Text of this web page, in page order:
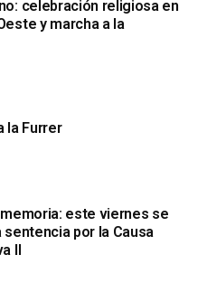
celebración religiosa en
y marcha a la
la Furrer
este viernes se
por la Causa
II